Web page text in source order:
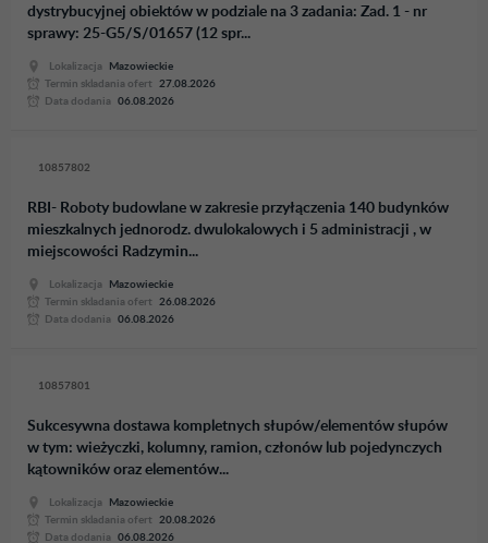
dystrybucyjnej obiektów w podziale na 3 zadania: Zad. 1 - nr
sprawy: 25-G5/S/01657 (12 spr...
Lokalizacja
Mazowieckie
Termin skladania ofert
27.08.2026
Data dodania
06.08.2026
10857802
RBI- Roboty budowlane w zakresie przyłączenia 140 budynków
mieszkalnych jednorodz. dwulokalowych i 5 administracji , w
miejscowości Radzymin...
Lokalizacja
Mazowieckie
Termin skladania ofert
26.08.2026
Data dodania
06.08.2026
10857801
Sukcesywna dostawa kompletnych słupów/elementów słupów
w tym: wieżyczki, kolumny, ramion, członów lub pojedynczych
kątowników oraz elementów...
Lokalizacja
Mazowieckie
Termin skladania ofert
20.08.2026
Data dodania
06.08.2026